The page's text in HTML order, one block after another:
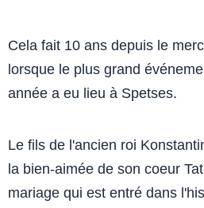
Cela fait 10 ans depuis le
lorsque le plus grand
année a eu lieu à Spetses.
Le fils de l'ancien roi
la bien-aimée de son coeur
mariage qui est entré dans